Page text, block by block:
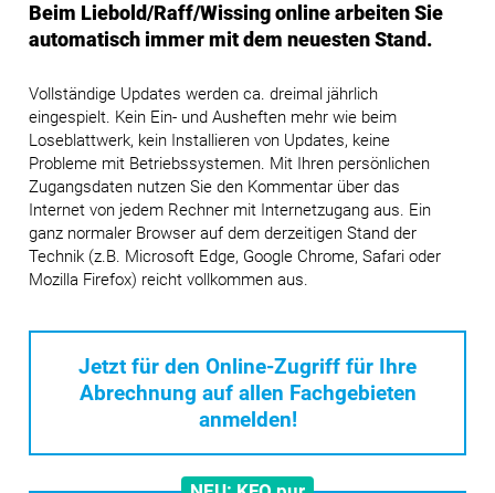
Beim Liebold/Raff/Wissing online arbeiten Sie
automatisch immer mit dem neuesten Stand.
Vollständige Updates werden ca. dreimal jährlich
eingespielt. Kein Ein- und Ausheften mehr wie beim
Loseblattwerk, kein Installieren von Updates, keine
Probleme mit Betriebssystemen. Mit Ihren persönlichen
Zugangsdaten nutzen Sie den Kommentar über das
Internet von jedem Rechner mit Internetzugang aus. Ein
ganz normaler Browser auf dem derzeitigen Stand der
Technik (z.B. Microsoft Edge, Google Chrome, Safari oder
Mozilla Firefox) reicht vollkommen aus.
Jetzt für den Online-Zugriff für Ihre
Abrechnung auf allen Fachgebieten
anmelden!